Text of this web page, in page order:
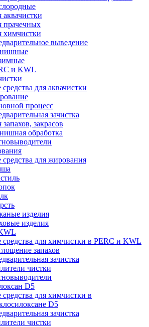
аквачистки
прачечных
химчистки
выведение
и KWL
средства для аквачистки
процесс
зачистка
запахов, закрасов
обработка
средства для жирования
изделия
изделия
средства для химчистки в PERC и KWL
запахов
зачистка
чистки
D5
средства для химчистки в
D5
зачистка
чистки